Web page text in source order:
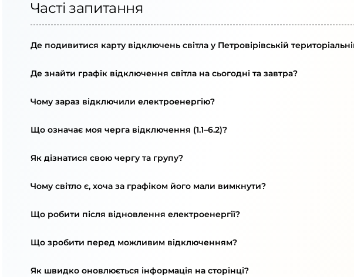
Часті запитання
Де подивитися карту відключень світла у Петровірівській
Де знайти графік відключення світла на сьогодні та завтра?
Чому зараз відключили електроенергію?
Що означає моя черга відключення (1.1–6.2)?
Як дізнатися свою чергу та групу?
Чому світло є, хоча за графіком його мали вимкнути?
Що робити після відновлення електроенергії?
Що зробити перед можливим відключенням?
Як швидко оновлюється інформація на сторінці?